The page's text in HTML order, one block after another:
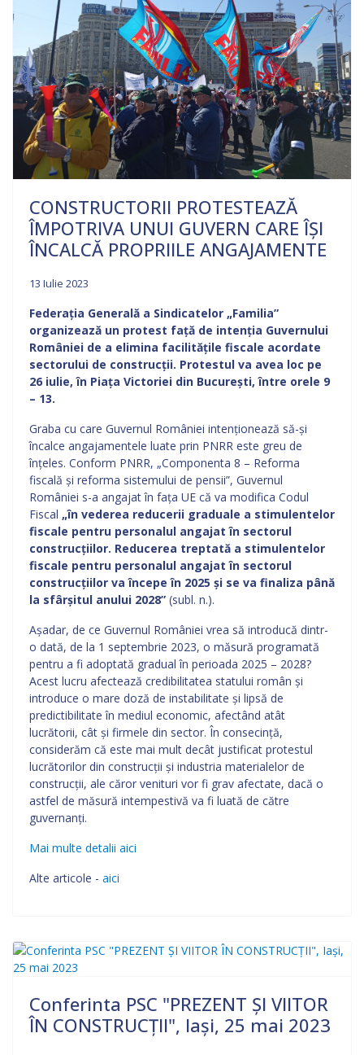
CONSTRUCTORII PROTESTEAZĂ
ÎMPOTRIVA UNUI GUVERN CARE ÎȘI
ÎNCALCĂ PROPRIILE ANGAJAMENTE
13 Iulie 2023
Federația Generală a Sindicatelor „Familia”
organizează un protest față de intenția Guvernului
României de a elimina facilitățile fiscale acordate
sectorului de construcții. Protestul va avea loc pe
26 iulie, în Piața Victoriei din București, între orele 9
– 13.
Graba cu care Guvernul României intenționează să-și
încalce angajamentele luate prin PNRR este greu de
înțeles. Conform PNRR, „Componenta 8 – Reforma
fiscală și reforma sistemului de pensii”, Guvernul
României s-a angajat în fața UE că va modifica Codul
Fiscal „în vederea reducerii graduale a stimulentelor
fiscale pentru personalul angajat în sectorul
construcțiilor. Reducerea treptată a stimulentelor
fiscale pentru personalul angajat în sectorul
construcțiilor va începe în 2025 și se va finaliza până
la sfârșitul anului 2028” (subl. n.).
Așadar, de ce Guvernul României vrea să introducă dintr-
o dată, de la 1 septembrie 2023, o măsură programată
pentru a fi adoptată gradual în perioada 2025 – 2028?
Acest lucru afectează credibilitatea statului român și
introduce o mare doză de instabilitate și lipsă de
predictibilitate în mediul economic, afectând atât
lucrătorii, cât și firmele din sector. În consecință,
considerăm că este mai mult decât justificat protestul
lucrătorilor din construcții și industria materialelor de
construcții, ale căror venituri vor fi grav afectate, dacă o
astfel de măsură intempestivă va fi luată de către
guvernanți.
Mai multe detalii aici
Alte articole - aici
Conferinta PSC "PREZENT ȘI VIITOR
ÎN CONSTRUCȚII", Iași, 25 mai 2023